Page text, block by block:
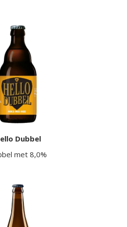
Dubbel
met 8,0%